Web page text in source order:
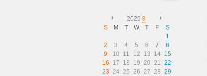
2026 8
S
M T W T F
S
1
2
3 4 5 6 7
8
9
10 11 12 13 14
15
16
17 18 19 20 21 22
23 24 25 26 27 28 29